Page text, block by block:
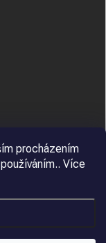
procházením
Více